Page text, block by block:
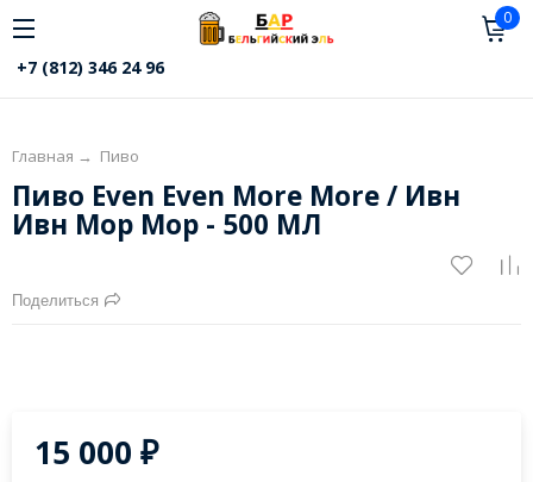
0
+7 (812) 346 24 96
Главная → Пиво
Пиво Even Even More More / Ивн
Ивн Мор Мор - 500 МЛ
Поделиться
15 000₽